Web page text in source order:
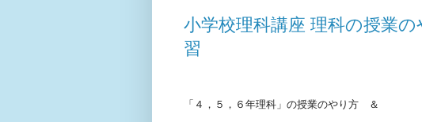
小学校理科講座 理科の授業
習
「４，５，６年理科」の授業のやり方 ＆